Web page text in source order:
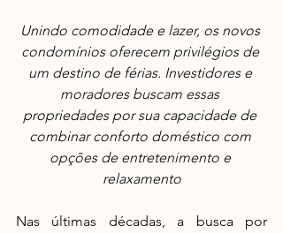
Unindo comodidade e lazer, os novos
condomínios oferecem privilégios de
um destino de férias. Investidores e
moradores buscam essas
propriedades por sua capacidade de
combinar conforto doméstico com
opções de entretenimento e
relaxamento
Nas últimas décadas, a busca por